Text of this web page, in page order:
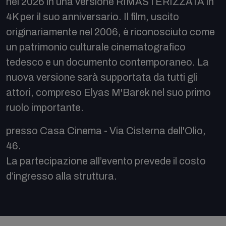
4K per il suo anniversario. Il film, uscito
originariamente nel 2006, è riconosciuto come
un patrimonio culturale cinematografico
tedesco e un documento contemporaneo. La
nuova versione sarà supportata da tutti gli
attori, compreso Elyas M'Barek nel suo primo
ruolo importante.
presso Casa Cinema - Via Cisterna dell'Olio,
46.
La partecipazione all’evento prevede il costo
d’ingresso alla struttura.